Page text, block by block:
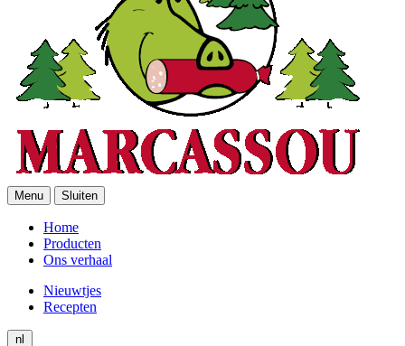
Menu Sluiten
Header
Home
Producten
Ons verhaal
Header
right
Nieuwtjes
Recepten
nl